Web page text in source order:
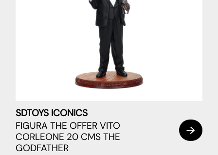
SDTOYS ICONICS
FIGURA THE OFFER VITO
CORLEONE 20 CMS THE
GODFATHER